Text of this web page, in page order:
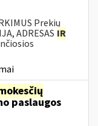
Prekių
ADRESAS IR
paslaugos